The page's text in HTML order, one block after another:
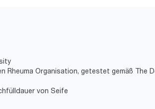
Rheuma Organisation, getestet gemäß The
von Seife